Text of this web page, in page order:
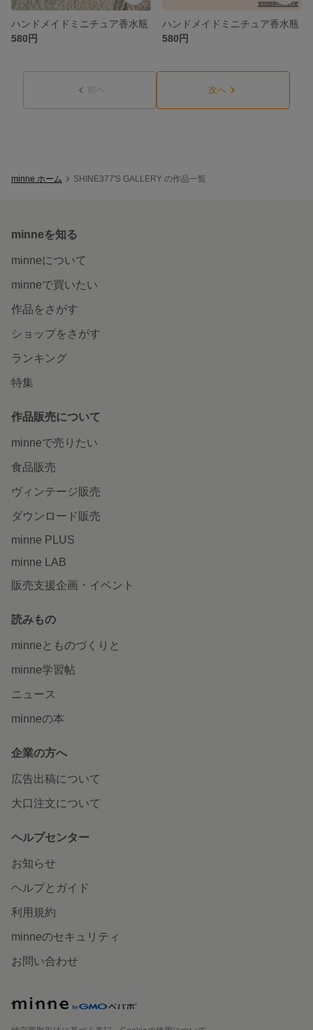
ハンドメイドミニチュア香水瓶
580円
ハンドメイドミニチュア香水瓶
580円
前へ 次へ
minne ホーム SHINE377'S GALLERY の作品一覧
minneを知る
minneについて
minneで買いたい
作品をさがす
ショップをさがす
ランキング
特集
作品販売について
minneで売りたい
食品販売
ヴィンテージ販売
ダウンロード販売
minne PLUS
minne LAB
販売支援企画・イベント
読みもの
minneとものづくりと
minne学習帖
ニュース
minneの本
企業の方へ
広告出稿について
大口注文について
ヘルプセンター
お知らせ
ヘルプとガイド
利用規約
minneのセキュリティ
お問い合わせ